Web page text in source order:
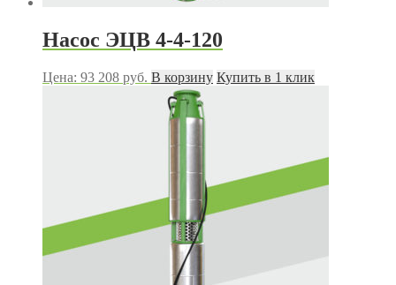
Насос ЭЦВ 4-4-120
Цена: 93 208 руб. В корзину Купить в 1 клик